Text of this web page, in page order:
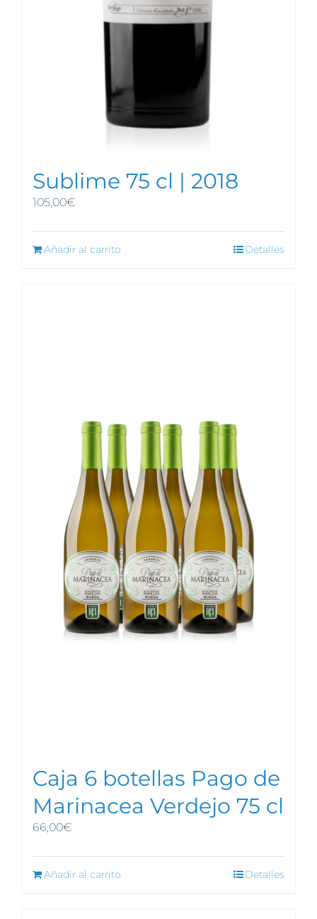
Sublime 75 cl | 2018
105,00€
Añadir al carrito Detalles
Caja 6 botellas Pago de
Marinacea Verdejo 75 cl
66,00€
Añadir al carrito Detalles